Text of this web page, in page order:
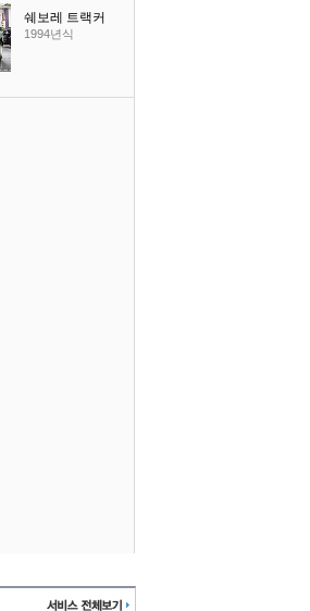
쉐보레 트랙커
1994년식